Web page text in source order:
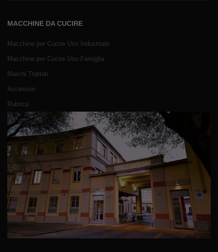
MACCHINE DA CUCIRE
Macchine per Cucire Uso Industriale
Macchine per Cucire Uso Famiglia
Marchi Trattati
Accessori
Rubrica